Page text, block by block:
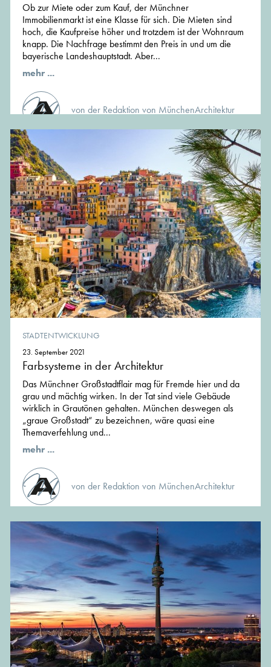
Ob zur Miete oder zum Kauf, der Münchner
Immobilienmarkt ist eine Klasse für sich. Die Mieten sind
hoch, die Kaufpreise höher und trotzdem ist der Wohnraum
knapp. Die Nachfrage bestimmt den Preis in und um die
bayerische Landeshauptstadt. Aber...
mehr ...
von der Redaktion von MünchenArchitektur
STADTENTWICKLUNG
23. September 2021
Farbsysteme in der Architektur
Das Münchner Großstadtflair mag für Fremde hier und da
grau und mächtig wirken. In der Tat sind viele Gebäude
wirklich in Grautönen gehalten. München deswegen als
„graue Großstadt“ zu bezeichnen, wäre quasi eine
Themaverfehlung und...
mehr ...
von der Redaktion von MünchenArchitektur